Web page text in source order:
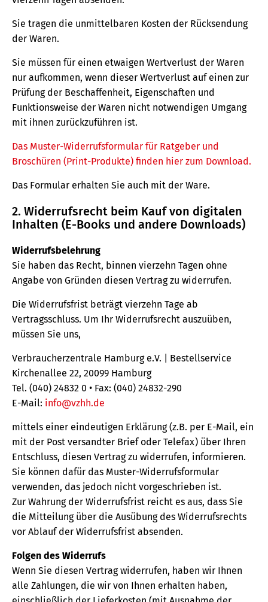
Sie tragen die unmittelbaren Kosten der Rücksendung
der Waren.
Sie müssen für einen etwaigen Wertverlust der Waren
nur aufkommen, wenn dieser Wertverlust auf einen zur
Prüfung der Beschaffenheit, Eigenschaften und
Funktionsweise der Waren nicht notwendigen Umgang
mit ihnen zurückzuführen ist.
Das Muster-Widerrufsformular für Ratgeber und
Broschüren (Print-Produkte) finden hier zum Download.
Das Formular erhalten Sie auch mit der Ware.
2. Widerrufsrecht beim Kauf von digitalen
Inhalten (E-Books und andere Downloads)
Widerrufsbelehrung
Sie haben das Recht, binnen vierzehn Tagen ohne
Angabe von Gründen diesen Vertrag zu widerrufen.
Die Widerrufsfrist beträgt vierzehn Tage ab
Vertragsschluss. Um Ihr Widerrufsrecht auszuüben,
müssen Sie uns,
Verbraucherzentrale Hamburg e.V. | Bestellservice
Kirchenallee 22, 20099 Hamburg
Tel. (040) 24832 0 • Fax: (040) 24832-290
E-Mail: info@vzhh.de
mittels einer eindeutigen Erklärung (z.B. per E-Mail, ein
mit der Post versandter Brief oder Telefax) über Ihren
Entschluss, diesen Vertrag zu widerrufen, informieren.
Sie können dafür das Muster-Widerrufsformular
verwenden, das jedoch nicht vorgeschrieben ist.
Zur Wahrung der Widerrufsfrist reicht es aus, dass Sie
die Mitteilung über die Ausübung des Widerrufsrechts
vor Ablauf der Widerrufsfrist absenden.
Folgen des Widerrufs
Wenn Sie diesen Vertrag widerrufen, haben wir Ihnen
alle Zahlungen, die wir von Ihnen erhalten haben,